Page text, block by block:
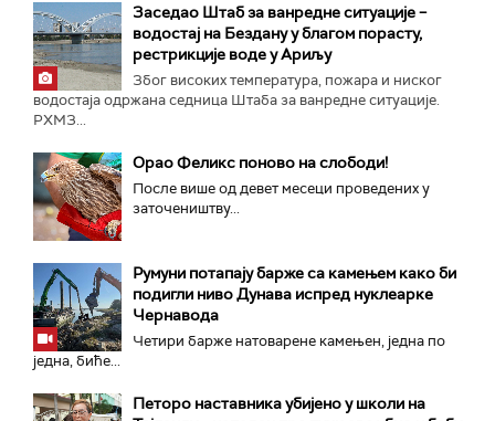
Заседао Штаб за ванредне ситуације –
водостај на Бездану у благом порасту,
рестрикције воде у Ариљу
Због високих температура, пожара и ниског
водостаја одржана седница Штаба за ванредне ситуације.
РХМЗ...
Орао Феликс поново на слободи!
После више од девет месеци проведених у
заточеништву...
Румуни потапају барже са камењем како би
подигли ниво Дунава испред нуклеарке
Чернавода
Четири барже натоварене камењен, једна по
једна, биће...
Петоро наставника убијено у школи на